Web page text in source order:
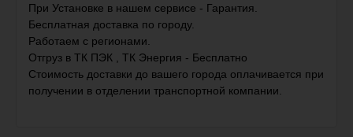
При Установке в нашем сервисе - Гарантия.
Бесплатная доставка по городу.
Работаем с регионами.
Отгруз в ТК ПЭК , ТК Энергия - Бесплатно
Стоимость доставки до вашего города оплачивается при
получении в отделении транспортной компании.